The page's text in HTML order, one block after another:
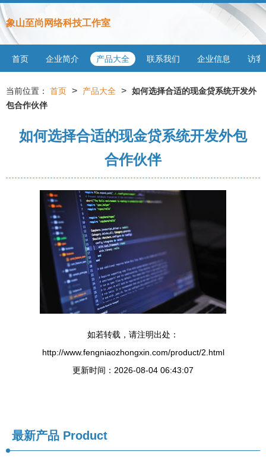
象山至尚网络科技工作室
首页 企业简介 产品大全 联系我们 企业信息 访客
当前位置： 首页 > 产品大全 > 如何选择合适的现金贷系统开发外
包合作伙伴
如何选择合适的现金贷系统开发外包
合作伙伴
如若转载，请注明出处：
http://www.fengniaozhongxin.com/product/2.html
更新时间：2026-08-04 06:43:07
最新产品 Product